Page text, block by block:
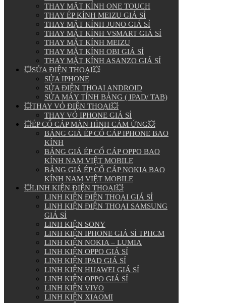
THAY MẶT KÍNH ONE TOUCH
THAY ÉP KÍNH MEIZU GIÁ SỈ
THAY MẶT KÍNH JUNO GIÁ SỈ
THAY MẶT KÍNH VSMART GIÁ SỈ
THAY MẶT KÍNH MEIZU
THAY MẶT KÍNH OBI GIÁ SỈ
THAY MẶT KÍNH ASANZO GIÁ SỈ
💥SỬA ĐIỆN THOẠI💥
SỬA IPHONE
SỬA ĐIỆN THOẠI ANDROID
SỬA MÁY TÍNH BẢNG ( IPAD/ TAB)
💥THAY VỎ ĐIỆN THOẠI💥
THAY VỎ IPHONE GIÁ SỈ
💥ÉP CỔ CÁP MÀN HÌNH CẢM ỨNG💥
BẢNG GIÁ ÉP CỔ CÁP IPHONE BAO
KÍNH
BẢNG GIÁ ÉP CỔ CÁP OPPO BAO
KÍNH NAM VIỆT MOBILE
BẢNG GIÁ ÉP CỔ CÁP NOKIA BAO
KÍNH NAM VIỆT MOBILE
💥LINH KIỆN ĐIỆN THOẠI💥
LINH KIỆN ĐIỆN THOẠI GIÁ SỈ
LINH KIỆN ĐIỆN THOẠI SAMSUNG
GIÁ SỈ
LINH KIỆN SONY
LINH KIỆN IPHONE GIÁ SỈ TPHCM
LINH KIỆN NOKIA – LUMIA
LINH KIỆN OPPO GIÁ SỈ
LINH KIỆN IPAD GIÁ SỈ
LINH KIỆN HUAWEI GIÁ SỈ
LINH KIỆN OPPO GIÁ SỈ
LINH KIỆN VIVO
LINH KIỆN XIAOMI